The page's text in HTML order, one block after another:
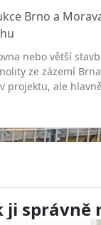
Brno a
nebo větší
ze zázemí
projektu, ale
ji správně